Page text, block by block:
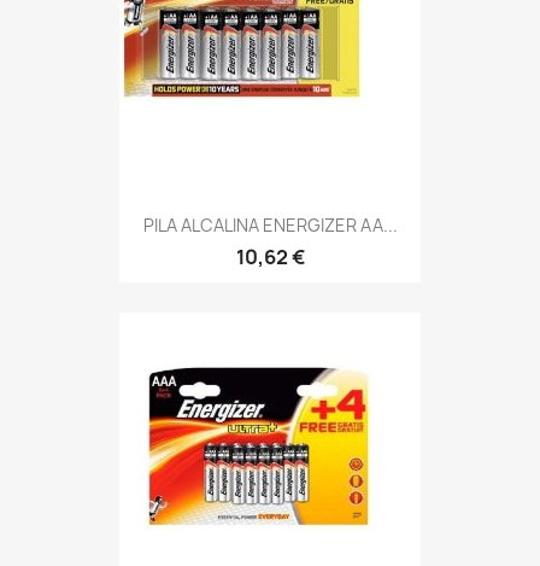
PILA ALCALINA ENERGIZER AA...
10,62 €